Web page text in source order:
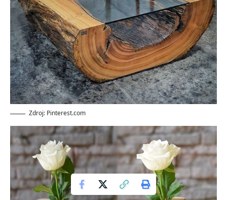
Zdroj: Pinterest.com